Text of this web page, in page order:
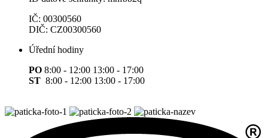
IČ: 00300560
DIČ: CZ00300560
Úřední hodiny
PO 8:00 - 12:00 13:00 - 17:00
ST 8:00 - 12:00 13:00 - 17:00